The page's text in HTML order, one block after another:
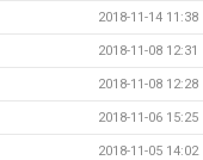
2018-11-14 11:38
2018-11-08 12:31
2018-11-08 12:28
2018-11-06 15:25
2018-11-05 14:02